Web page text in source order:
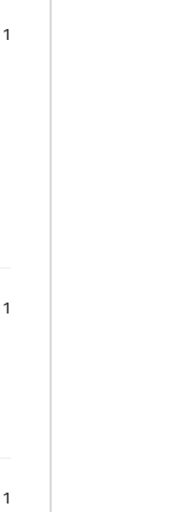
1
1
1